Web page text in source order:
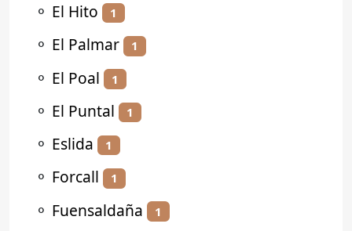
⚬ El Hito 1
⚬ El Palmar 1
⚬ El Poal 1
⚬ El Puntal 1
⚬ Eslida 1
⚬ Forcall 1
⚬ Fuensaldaña 1